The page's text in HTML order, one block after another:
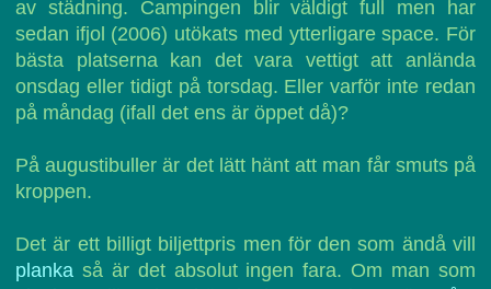
av städning. Campingen blir väldigt full men har
sedan ifjol (2006) utökats med ytterligare space. För
bästa platserna kan det vara vettigt att anlända
onsdag eller tidigt på torsdag. Eller varför inte redan
på måndag (ifall det ens är öppet då)?
På augustibuller är det lätt hänt att man får smuts på
kroppen.
Det är ett billigt biljettpris men för den som ändå vill
planka så är det absolut ingen fara. Om man som